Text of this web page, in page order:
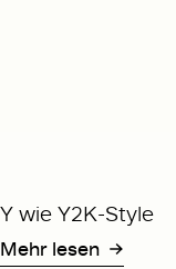
Y wie Y2K-Style
Mehr lesen